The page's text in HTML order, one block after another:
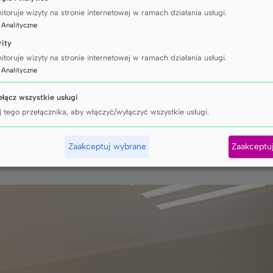
również okazję wysłuchać wykładu Daniela
GUMed, który przedstawił realia pracy
Szkoły Letniej odbył się cykl wykładów
– statystyka z perspektywy kardiologa,
Kardiologii GUMed,
strukturalnych serca, dr Izabela Pisowodzka z
dobie robotyki – przegląd technologii
Kliniki Kardiologii GUMed.
wizyty na stronie internetowej w ramach działania usługi.
Analityczne
wizyty na stronie internetowej w ramach działania usługi.
Analityczne
wszystkie usługi
tego przełącznika, aby włączyć/wyłączyć wszystkie usługi.
Zaakceptuj wybrane